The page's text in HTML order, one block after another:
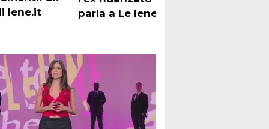
Iene.it
parla a Le Iene